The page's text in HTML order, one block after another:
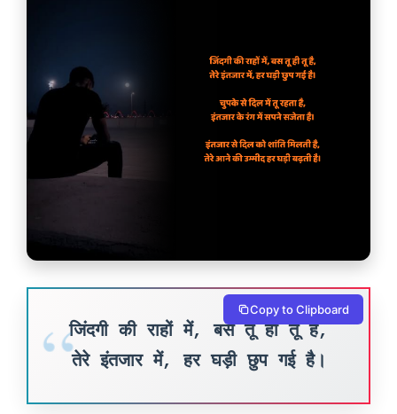
जिंदगी की राहों में, बस तू ही तू है,
तेरे इंतजार में, हर घड़ी छुप गई है।
Copy to Clipboard